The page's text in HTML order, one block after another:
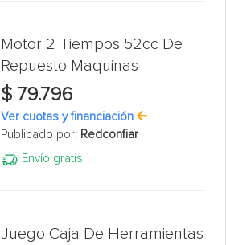
Motor 2 Tiempos 52cc De
Repuesto Maquinas
$ 79.796
Ver cuotas y financiación
Publicado por: Redconfiar
Envío gratis
Juego Caja De Herramientas